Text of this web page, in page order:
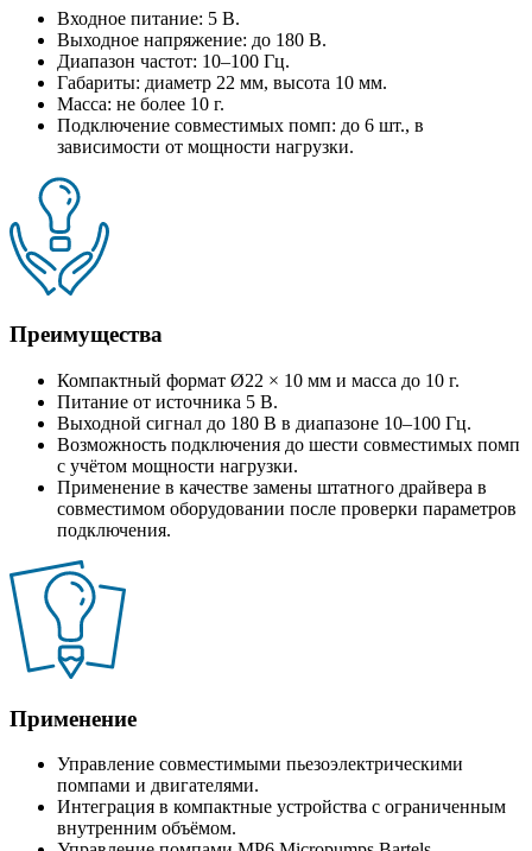
Входное питание: 5 В.
Выходное напряжение: до 180 В.
Диапазон частот: 10–100 Гц.
Габариты: диаметр 22 мм, высота 10 мм.
Масса: не более 10 г.
Подключение совместимых помп: до 6 шт., в
зависимости от мощности нагрузки.
Преимущества
Компактный формат Ø22 × 10 мм и масса до 10 г.
Питание от источника 5 В.
Выходной сигнал до 180 В в диапазоне 10–100 Гц.
Возможность подключения до шести совместимых помп
с учётом мощности нагрузки.
Применение в качестве замены штатного драйвера в
совместимом оборудовании после проверки параметров
подключения.
Применение
Управление совместимыми пьезоэлектрическими
помпами и двигателями.
Интеграция в компактные устройства с ограниченным
внутренним объёмом.